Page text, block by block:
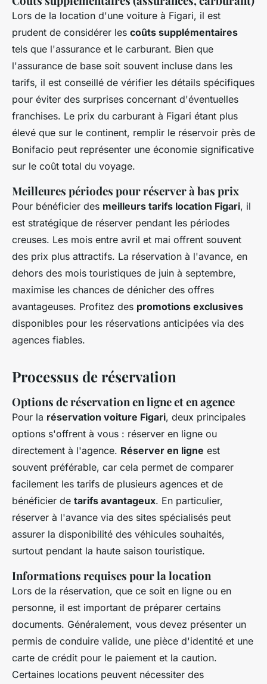
Lors de la location d'une voiture à Figari, il est
prudent de considérer les coûts supplémentaires
tels que l'assurance et le carburant. Bien que
l'assurance de base soit souvent incluse dans les
tarifs, il est conseillé de vérifier les détails spécifiques
pour éviter des surprises concernant d'éventuelles
franchises. Le prix du carburant à Figari étant plus
élevé que sur le continent, remplir le réservoir près de
Bonifacio peut représenter une économie significative
sur le coût total du voyage.
Meilleures périodes pour réserver à bas prix
Pour bénéficier des meilleurs tarifs location Figari, il
est stratégique de réserver pendant les périodes
creuses. Les mois entre avril et mai offrent souvent
des prix plus attractifs. La réservation à l'avance, en
dehors des mois touristiques de juin à septembre,
maximise les chances de dénicher des offres
avantageuses. Profitez des promotions exclusives
disponibles pour les réservations anticipées via des
agences fiables.
Processus de réservation
Options de réservation en ligne et en agence
Pour la réservation voiture Figari, deux principales
options s'offrent à vous : réserver en ligne ou
directement à l'agence. Réserver en ligne est
souvent préférable, car cela permet de comparer
facilement les tarifs de plusieurs agences et de
bénéficier de tarifs avantageux. En particulier,
réserver à l'avance via des sites spécialisés peut
assurer la disponibilité des véhicules souhaités,
surtout pendant la haute saison touristique.
Informations requises pour la location
Lors de la réservation, que ce soit en ligne ou en
personne, il est important de préparer certains
documents. Généralement, vous devez présenter un
permis de conduire valide, une pièce d'identité et une
carte de crédit pour le paiement et la caution.
Certaines locations peuvent nécessiter des